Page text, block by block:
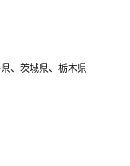
、茨城県、栃木県